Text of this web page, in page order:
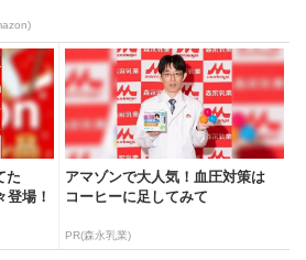
た
登場！
アマゾンで大人気！血圧対策は
コーヒーに足してみて
PR(森永乳業)